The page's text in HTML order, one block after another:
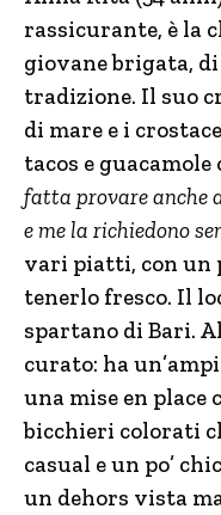
rassicurante, è la
giovane brigata,
tradizione. Il suo
di mare e i
tacos e
fatta provare anche
e me la richiedono
vari piatti, con un
tenerlo fresco. Il
spartano di Bari.
curato: ha
una mise en place
bicchieri colorati
casual e un po’
un dehors vista